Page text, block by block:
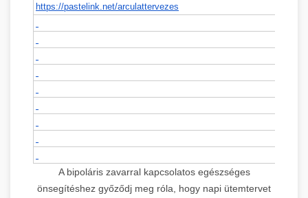
https://pastelink.net/arculattervezes
A bipoláris zavarral kapcsolatos egészséges
önsegítéshez győződj meg róla, hogy napi ütemtervet